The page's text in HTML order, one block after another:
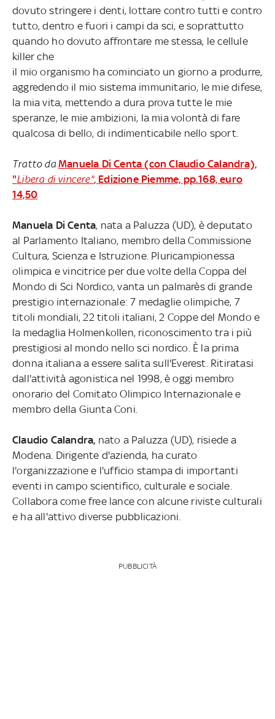
dovuto stringere i denti, lottare contro tutti e contro
tutto, dentro e fuori i campi da sci, e soprattutto
quando ho dovuto affrontare me stessa, le cellule
killer che
il mio organismo ha cominciato un giorno a produrre,
aggredendo il mio sistema immunitario, le mie difese,
la mia vita, mettendo a dura prova tutte le mie
speranze, le mie ambizioni, la mia volontà di fare
qualcosa di bello, di indimenticabile nello sport.
Tratto da Manuela Di Centa (con Claudio Calandra),
"Libera di vincere", Edizione Piemme, pp.168, euro
14,50
Manuela Di Centa, nata a Paluzza (UD), è deputato
al Parlamento Italiano, membro della Commissione
Cultura, Scienza e Istruzione. Pluricampionessa
olimpica e vincitrice per due volte della Coppa del
Mondo di Sci Nordico, vanta un palmarès di grande
prestigio internazionale: 7 medaglie olimpiche, 7
titoli mondiali, 22 titoli italiani, 2 Coppe del Mondo e
la medaglia Holmenkollen, riconoscimento tra i più
prestigiosi al mondo nello sci nordico. È la prima
donna italiana a essere salita sull'Everest. Ritiratasi
dall'attività agonistica nel 1998, è oggi membro
onorario del Comitato Olimpico Internazionale e
membro della Giunta Coni.
Claudio Calandra, nato a Paluzza (UD), risiede a
Modena. Dirigente d'azienda, ha curato
l'organizzazione e l'ufficio stampa di importanti
eventi in campo scientifico, culturale e sociale.
Collabora come free lance con alcune riviste culturali
e ha all'attivo diverse pubblicazioni.
PUBBLICITÀ